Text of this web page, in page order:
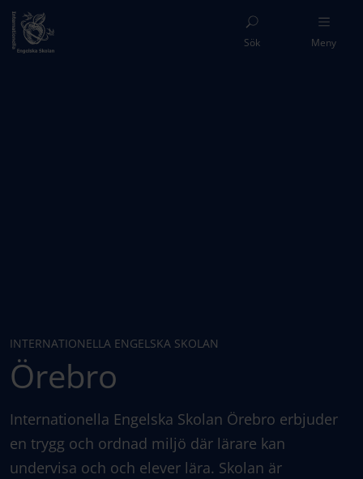
Sök Meny
INTERNATIONELLA ENGELSKA SKOLAN
Örebro
Internationella Engelska Skolan Örebro erbjuder
en trygg och ordnad miljö där lärare kan
undervisa och och elever lära. Skolan är